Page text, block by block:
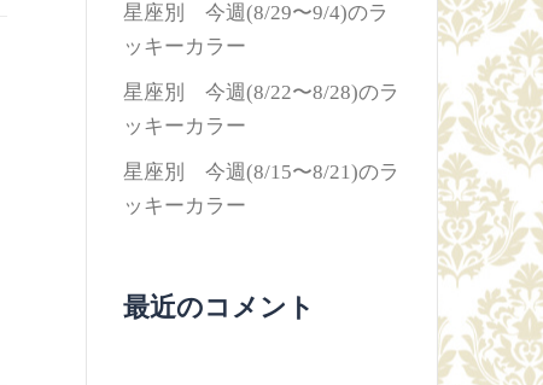
星座別 今週(8/29〜9/4)のラ
ッキーカラー
星座別 今週(8/22〜8/28)のラ
ッキーカラー
星座別 今週(8/15〜8/21)のラ
ッキーカラー
最近のコメント